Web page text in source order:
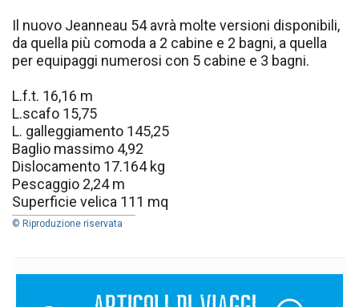
Il nuovo Jeanneau 54 avrà molte versioni disponibili,
da quella più comoda a 2 cabine e 2 bagni, a quella
per equipaggi numerosi con 5 cabine e 3 bagni.
L.f.t. 16,16 m
L.scafo 15,75
L. galleggiamento 145,25
Baglio massimo 4,92
Dislocamento 17.164 kg
Pescaggio 2,24 m
Superficie velica 111 mq
© Riproduzione riservata